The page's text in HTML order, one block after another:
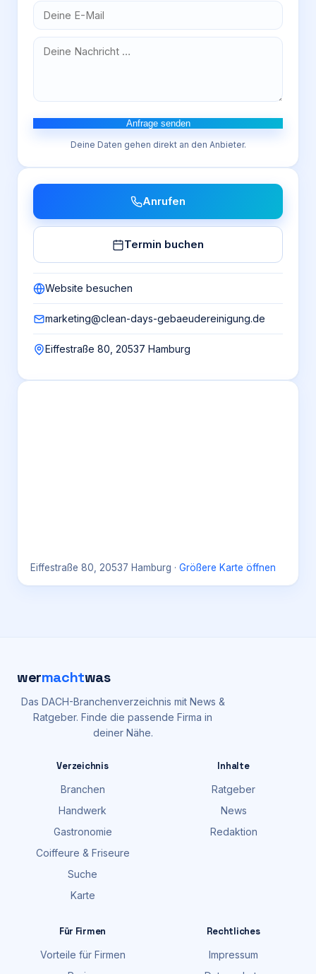
Anfrage senden
Deine Daten gehen direkt an den Anbieter.
Anrufen
Termin buchen
Website besuchen
marketing@clean-days-gebaeudereinigung.de
Eiffestraße 80, 20537 Hamburg
Eiffestraße 80, 20537 Hamburg · Größere Karte öffnen
wermachtwas
Das DACH-Branchenverzeichnis mit News &
Ratgeber. Finde die passende Firma in
deiner Nähe.
Verzeichnis
Branchen
Handwerk
Gastronomie
Coiffeure & Friseure
Suche
Karte
Inhalte
Ratgeber
News
Redaktion
Für Firmen
Vorteile für Firmen
Rechtliches
Impressum